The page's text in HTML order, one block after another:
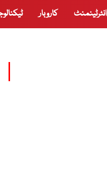
انٹرٹینمنٹ کاروبار